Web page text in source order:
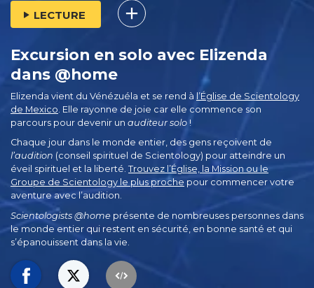
LECTURE
Excursion en solo avec Elizenda
dans @home
Elizenda vient du Vénézuéla et se rend à l’Église de Scientology
de Mexico . Elle rayonne de joie car elle commence son
parcours pour devenir un auditeur solo !
Chaque jour dans le monde entier, des gens reçoivent de
l’audition (conseil spirituel de Scientology) pour atteindre un
éveil spirituel et la liberté. Trouvez l’Église, la Mission ou le
Groupe de Scientology le plus proche pour commencer votre
aventure avec l’audition.
Scientologists @home présente de nombreuses personnes dans
le monde entier qui restent en sécurité, en bonne santé et qui
s’épanouissent dans la vie.